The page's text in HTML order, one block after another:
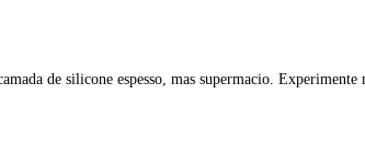
de silicone espesso, mas supermacio. Experimente